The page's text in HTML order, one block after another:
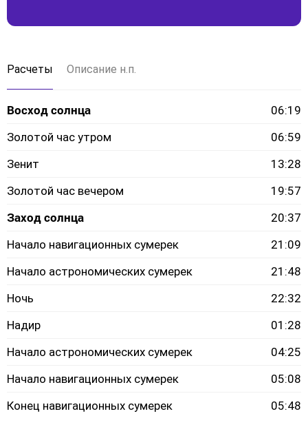
Расчеты Описание н.п.
Восход солнца
06:19
Золотой час утром
06:59
Зенит
13:28
Золотой час вечером
19:57
Заход солнца
20:37
Начало навигационных сумерек
21:09
Начало астрономических сумерек
21:48
Ночь
22:32
Надир
01:28
Начало астрономических сумерек
04:25
Начало навигационных сумерек
05:08
Конец навигационных сумерек
05:48